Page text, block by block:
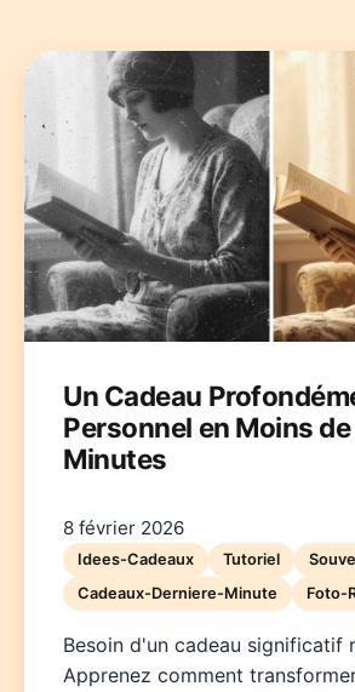
Nederlands PolskiPortuguês
Un Cadeau
Personnel en Moins
Minutes
8 février 2026
Idees-Cadeaux Tutoriel
Cadeaux-Derniere-Minute
Foto-
Besoin d'un cadeau significatif
Apprenez comment